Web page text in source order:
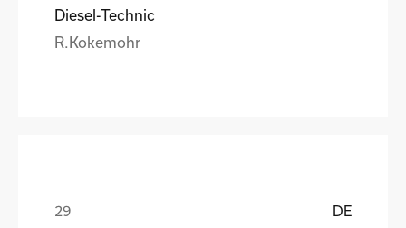
Diesel-Technic
R.Kokemohr
DE